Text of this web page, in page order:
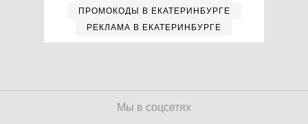
ПРОМОКОДЫ В ЕКАТЕРИНБУРГЕ
РЕКЛАМА В ЕКАТЕРИНБУРГЕ
Мы в соцсетях